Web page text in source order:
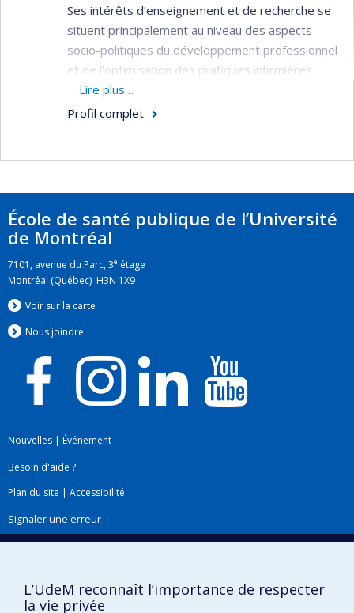
Utilisation des services de santé
Prestation de services de santé
Évaluation des services de santé
Services de première ligne
Analyse et évaluation des politiques sur les
Pratiques professsionnelles
Pratiques médicales
Développement d'indicateurs
Techniques quantitatives
Ses intérêts d’enseignement et de recherche se
situent principalement au niveau des aspects
socio-politiques du développement professionnel
et de l’optimisation des pratiques infirmières
dans les organisations de santé.
Lire plus…
Profil complet
École de santé publique de l’Université
de Montréal
7101, avenue du Parc, 3e étage
Montréal (Québec) H3N 1X9
Voir sur la carte
Nous joindre
Nouvelles | Événement
Besoin d'aide ?
Plan du site | Accessibilité
Signaler une erreur
Téléchargez les logos de l'ESPUM
L’UdeM reconnaît l’importance de respecter
la vie privée